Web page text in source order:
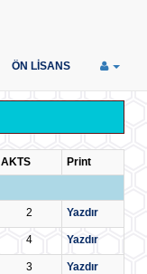
ÖN LİSANS
AKTS
Print
2 Yazdır
4 Yazdır
3 Yazdır